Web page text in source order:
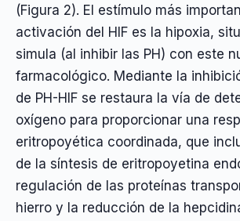
(Figura 2). El estímulo más
activación del HIF es la hipoxia,
simula (al inhibir las PH) con este
farmacológico. Mediante la
de PH-HIF se restaura la vía de
oxígeno para proporcionar una
eritropoyética coordinada, que
de la síntesis de eritropoyetina
regulación de las proteínas
hierro y la reducción de la